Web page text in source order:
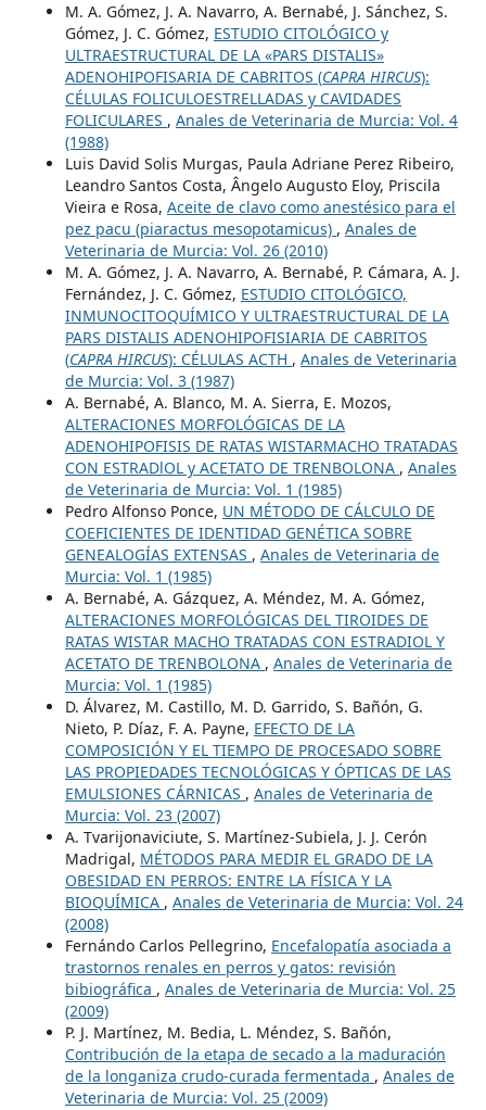
M. A. Gómez, J. A. Navarro, A. Bernabé, J. Sánchez, S.
Gómez, J. C. Gómez, ESTUDIO CITOLÓGICO y
ULTRAESTRUCTURAL DE LA «PARS DISTALIS»
ADENOHIPOFISARIA DE CABRITOS (CAPRA HIRCUS):
CÉLULAS FOLICULOESTRELLADAS y CAVIDADES
FOLICULARES , Anales de Veterinaria de Murcia: Vol. 4
(1988)
Luis David Solis Murgas, Paula Adriane Perez Ribeiro,
Leandro Santos Costa, Ângelo Augusto Eloy, Priscila
Vieira e Rosa, Aceite de clavo como anestésico para el
pez pacu (piaractus mesopotamicus) , Anales de
Veterinaria de Murcia: Vol. 26 (2010)
M. A. Gómez, J. A. Navarro, A. Bernabé, P. Cámara, A. J.
Fernández, J. C. Gómez, ESTUDIO CITOLÓGICO,
INMUNOCITOQUÍMICO Y ULTRAESTRUCTURAL DE LA
PARS DISTALIS ADENOHIPOFISIARIA DE CABRITOS
(CAPRA HIRCUS): CÉLULAS ACTH , Anales de Veterinaria
de Murcia: Vol. 3 (1987)
A. Bernabé, A. Blanco, M. A. Sierra, E. Mozos,
ALTERACIONES MORFOLÓGICAS DE LA
ADENOHIPOFISIS DE RATAS WISTARMACHO TRATADAS
CON ESTRADlOL y ACETATO DE TRENBOLONA , Anales
de Veterinaria de Murcia: Vol. 1 (1985)
Pedro Alfonso Ponce, UN MÉTODO DE CÁLCULO DE
COEFICIENTES DE IDENTIDAD GENÉTICA SOBRE
GENEALOGÍAS EXTENSAS , Anales de Veterinaria de
Murcia: Vol. 1 (1985)
A. Bernabé, A. Gázquez, A. Méndez, M. A. Gómez,
ALTERACIONES MORFOLÓGICAS DEL TIROIDES DE
RATAS WISTAR MACHO TRATADAS CON ESTRADIOL Y
ACETATO DE TRENBOLONA , Anales de Veterinaria de
Murcia: Vol. 1 (1985)
D. Álvarez, M. Castillo, M. D. Garrido, S. Bañón, G.
Nieto, P. Díaz, F. A. Payne, EFECTO DE LA
COMPOSICIÓN Y EL TIEMPO DE PROCESADO SOBRE
LAS PROPIEDADES TECNOLÓGICAS Y ÓPTICAS DE LAS
EMULSIONES CÁRNICAS , Anales de Veterinaria de
Murcia: Vol. 23 (2007)
A. Tvarijonaviciute, S. Martínez-Subiela, J. J. Cerón
Madrigal, MÉTODOS PARA MEDIR EL GRADO DE LA
OBESIDAD EN PERROS: ENTRE LA FÍSICA Y LA
BIOQUÍMICA , Anales de Veterinaria de Murcia: Vol. 24
(2008)
Fernándo Carlos Pellegrino, Encefalopatía asociada a
trastornos renales en perros y gatos: revisión
bibiográfica , Anales de Veterinaria de Murcia: Vol. 25
(2009)
P. J. Martínez, M. Bedia, L. Méndez, S. Bañón,
Contribución de la etapa de secado a la maduración
de la longaniza crudo-curada fermentada , Anales de
Veterinaria de Murcia: Vol. 25 (2009)